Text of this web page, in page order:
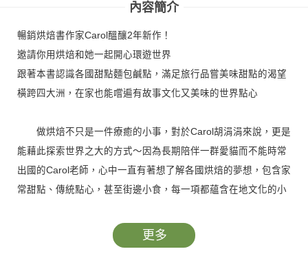
內容簡介
暢銷烘焙書作家Carol醞釀2年新作！
邀請你用烘焙和她一起開心環遊世界
跟著本書認識各國甜點麵包鹹點，滿足旅行品嘗美味甜點的渴望
橫跨四大洲，在家也能嚐遍有故事文化又美味的世界點心
做烘焙不只是一件療癒的小事，對於Carol胡涓涓來說，更是
能藉此探索世界之大的方式～因為長期陪伴一群愛貓而不能時常
出國的Carol老師，心中一直有著想了解各國烘焙的夢想，包含家
常甜點、傳統點心，甚至街邊小食，每一項都蘊含在地文化的小
時間，開始探索不同國家的美味糕點麵包，希望也分享給您充滿
期待與喜悅的烘焙食譜。
更多